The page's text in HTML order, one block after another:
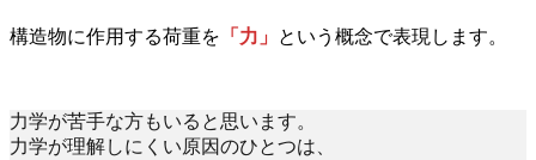
構造物に作用する荷重を 「力」 という概念で表現します。
力学が苦手な方もいると思います。
力学が理解しにくい原因のひとつは、